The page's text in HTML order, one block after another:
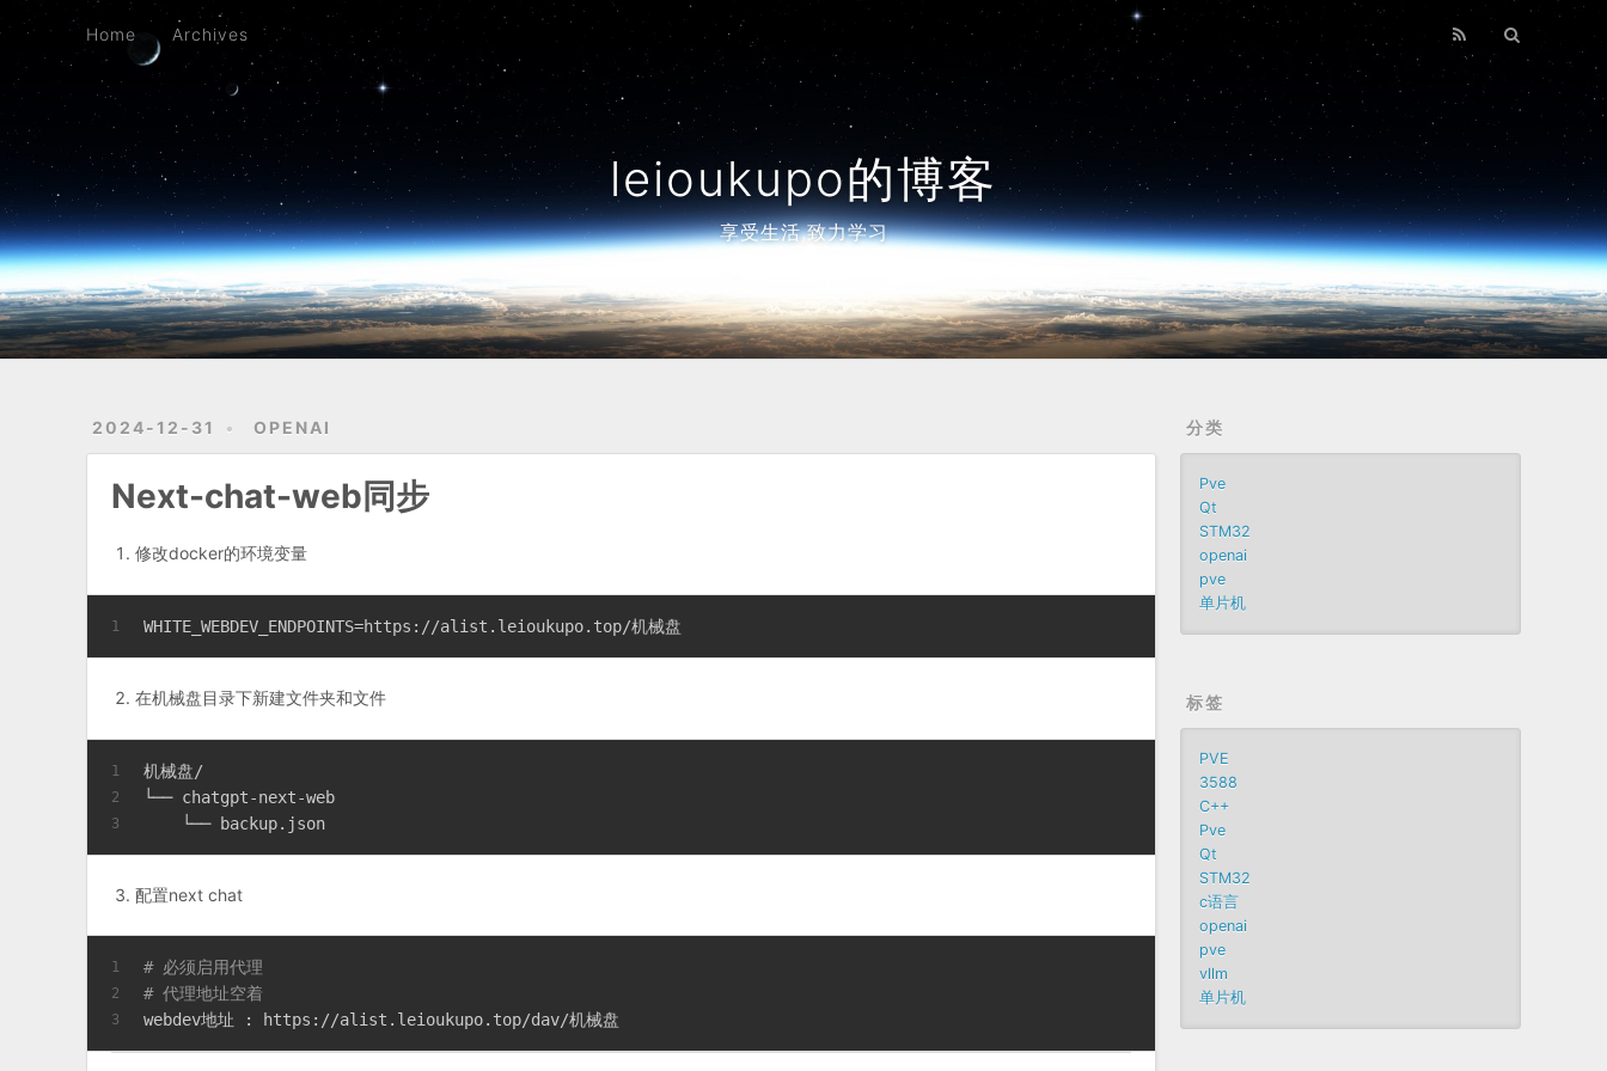
leioukupo的博客
享受生活,致力学习
Home Archives
2024-12-31 OPENAI
Next-chat-web同步
修改docker的环境变量
1 WHITE_WEBDEV_ENDPOINTS=https://alist.leioukupo.top/机械盘
在机械盘目录下新建文件夹和文件
1
2
3
机械盘/
└── chatgpt-next-web
    └── backup.json
配置next chat
1
2
3
# 必须启用代理
# 代理地址空着
webdev地址 : https://alist.leioukupo.top/dav/机械盘
分类
Pve
Qt
STM32
openai
pve
单片机
标签
PVE
3588
C++
Pve
Qt
STM32
c语言
openai
pve
vllm
单片机
Archives